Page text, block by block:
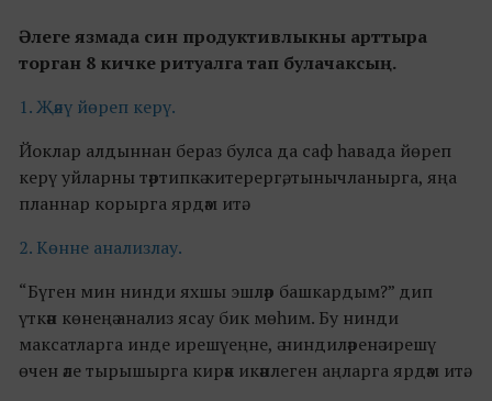
Әлеге язмада син продуктивлыкны арттыра
торган 8 кичке ритуалга тап булачаксың.
1. Җәяү йөреп керү.
Йоклар алдыннан бераз булса да саф һавада йөреп
керү уйларны тәртипкә китерергә, тынычланырга, яңа
планнар корырга ярдәм итә.
2. Көнне анализлау.
“Бүген мин нинди яхшы эшләр башкардым?” дип
үткән көнеңә анализ ясау бик мөһим. Бу нинди
максатларга инде ирешүеңне, ә ниндиләренә ирешү
өчен әле тырышырга кирәк икәнлеген аңларга ярдәм итә.